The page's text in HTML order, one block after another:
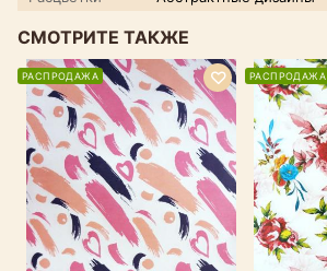
СМОТРИТЕ ТАКЖЕ
РАСПРОДАЖА РАСПРОДАЖА